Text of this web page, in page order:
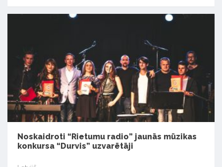
Noskaidroti “Rietumu radio” jaunās mūzikas
konkursa “Durvis” uzvarētāji